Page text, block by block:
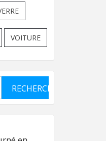
VOITURE